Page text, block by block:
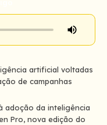
artificial voltadas
de campanhas
adoção da inteligência
Pro, nova edição do